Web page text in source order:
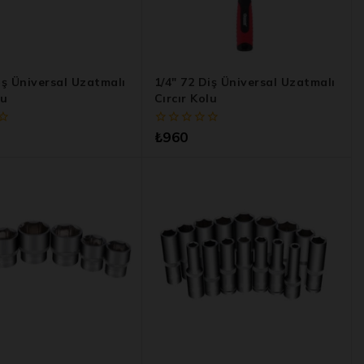
Üniversal Uzatmalı
1/4″ 72 Diş Üniversal Uzatmalı
Cırcır Kolu
0
₺960